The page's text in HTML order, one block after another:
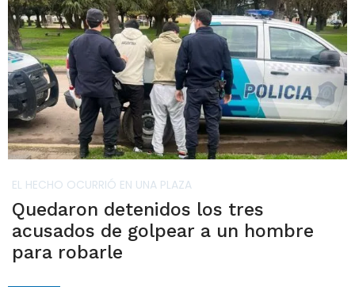
EL HECHO OCURRIÓ EN UNA PLAZA
Quedaron detenidos los tres
acusados de golpear a un hombre
para robarle